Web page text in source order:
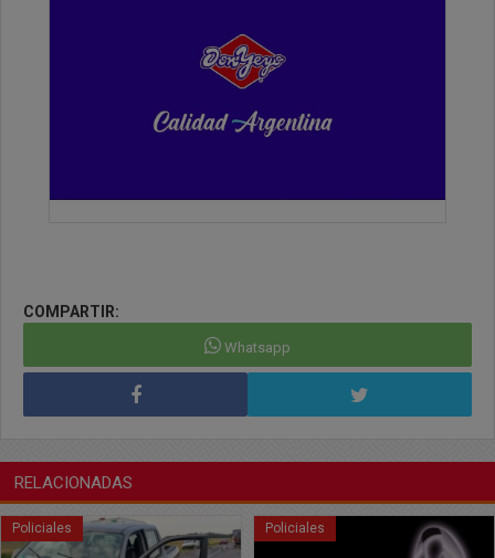
COMPARTIR:
Whatsapp
RELACIONADAS
Policiales Policiales